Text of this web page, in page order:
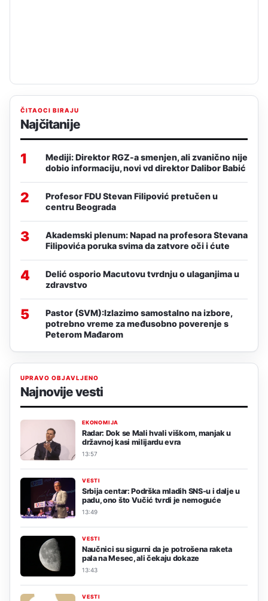
ČITAOCI BIRAJU
Najčitanije
1
Mediji: Direktor RGZ-a smenjen, ali zvanično nije
dobio informaciju, novi vd direktor Dalibor Babić
2
Profesor FDU Stevan Filipović pretučen u
centru Beograda
3
Akademski plenum: Napad na profesora Stevana
Filipovića poruka svima da zatvore oči i ćute
4
Delić osporio Macutovu tvrdnju o ulaganjima u
zdravstvo
5
Pastor (SVM):Izlazimo samostalno na izbore,
potrebno vreme za međusobno poverenje s
Peterom Mađarom
UPRAVO OBJAVLJENO
Najnovije vesti
EKONOMIJA
Radar: Dok se Mali hvali viškom, manjak u
državnoj kasi milijardu evra
13:57
VESTI
Srbija centar: Podrška mladih SNS-u i dalje u
padu, ono što Vučić tvrdi je nemoguće
13:49
VESTI
Naučnici su sigurni da je potrošena raketa
pala na Mesec, ali čekaju dokaze
13:43
VESTI